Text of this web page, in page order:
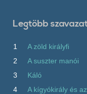
Legtöbb
1
A zöld királyfi
2
A suszter manói
3
Káló
4
A kígyókirály és